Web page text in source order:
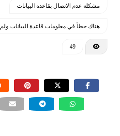
مشكلة عدم الاتصال بقاعدة البيانات
هناك خطأ في معلومات قاعدة البيانات ولم
49